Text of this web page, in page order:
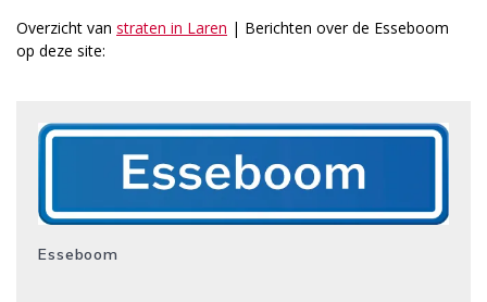
Overzicht van straten in Laren | Berichten over de Esseboom
op deze site:
Esseboom